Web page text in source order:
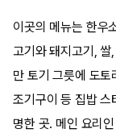
이곳의 메뉴는 한우
고기와 돼지고기,
만 토기 그릇에 도
조기구이 등 집밥
명한 곳. 메인 요리